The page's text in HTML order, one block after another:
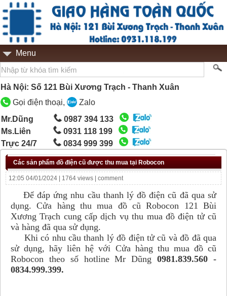
Menu
Hà Nội: Số 121 Bùi Xương Trạch - Thanh Xuân
Gọi điện thoại,
Zalo
Mr.Dũng
0987 394 133
Ms.Liên
0931 118 199
Trực 24/7
0834 999 399
Các sản phẩm đồ điện cũ được thu mua tại Robocon
12:05 04/01/2024 | 1764 views | comment
Để đáp ứng nhu cầu thanh lý đồ điện cũ đã qua sử
dụng. Cửa hàng thu mua đồ cũ Robocon 121 Bùi
Xương Trạch cung cấp dịch vụ thu mua đồ điện tử cũ
và hàng đã qua sử dụng.
Khi có nhu cầu thanh lý đồ điện tử cũ và đồ đã qua
sử dụng, hãy liên hệ với Cửa hàng thu mua đồ cũ
Robocon theo số hotline Mr Dũng0981.839.560 -
0834.999.399.